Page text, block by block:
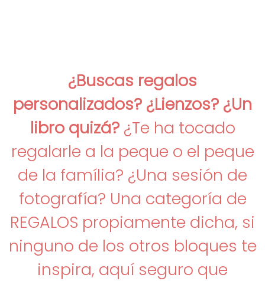
¿Buscas regalos
personalizados? ¿Lienzos? ¿Un
libro quizá? ¿Te ha tocado
regalarle a la peque o el peque
de la família? ¿Una sesión de
fotografía? Una categoría de
REGALOS propiamente dicha, si
ninguno de los otros bloques te
inspira, aquí seguro que